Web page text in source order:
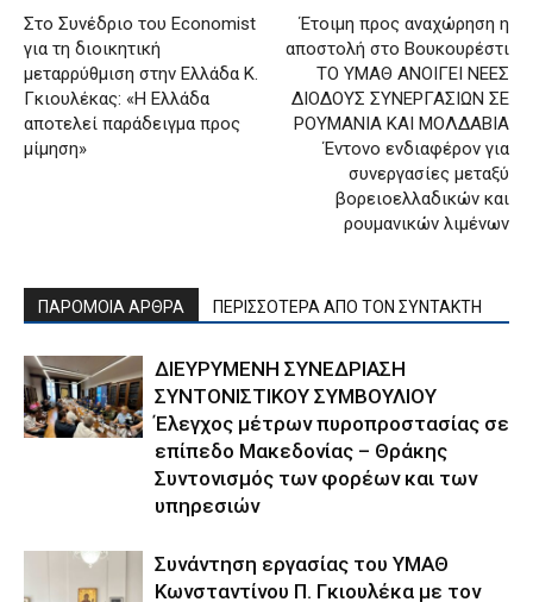
Στο Συνέδριο του Economist
για τη διοικητική
μεταρρύθμιση στην Ελλάδα Κ.
Γκιουλέκας: «Η Ελλάδα
αποτελεί παράδειγμα προς
μίμηση»
Έτοιμη προς αναχώρηση η
αποστολή στο Βουκουρέστι
ΤΟ ΥΜΑΘ ΑΝΟΙΓΕΙ ΝΕΕΣ
ΔΙΟΔΟΥΣ ΣΥΝΕΡΓΑΣΙΩΝ ΣΕ
ΡΟΥΜΑΝΙΑ ΚΑΙ ΜΟΛΔΑΒΙΑ
Έντονο ενδιαφέρον για
συνεργασίες μεταξύ
βορειοελλαδικών και
ρουμανικών λιμένων
ΠΑΡΟΜΟΙΑ ΑΡΘΡΑ ΠΕΡΙΣΣΟΤΕΡΑ ΑΠΟ ΤΟΝ ΣΥΝΤΑΚΤΗ
ΔΙΕΥΡΥΜΕΝΗ ΣΥΝΕΔΡΙΑΣΗ
ΣΥΝΤΟΝΙΣΤΙΚΟΥ ΣΥΜΒΟΥΛΙΟΥ
Έλεγχος μέτρων πυροπροστασίας σε
επίπεδο Μακεδονίας – Θράκης
Συντονισμός των φορέων και των
υπηρεσιών
Συνάντηση εργασίας του ΥΜΑΘ
Κωνσταντίνου Π. Γκιουλέκα με τον